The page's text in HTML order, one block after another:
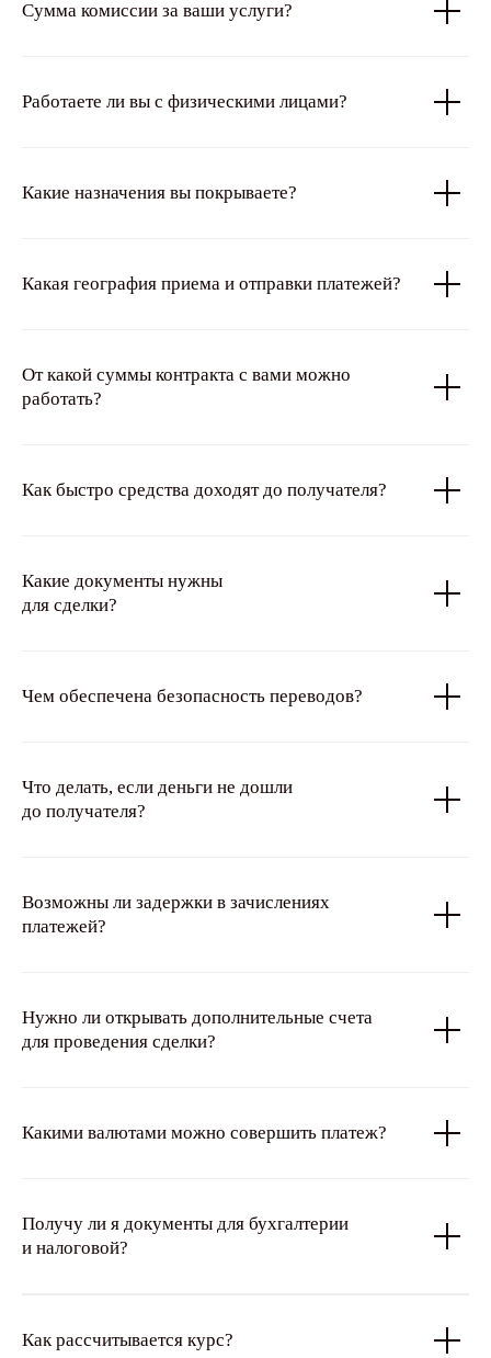
Сумма комиссии за ваши услуги?
Работаете ли вы с физическими лицами?
Какие назначения вы покрываете?
Какая география приема и отправки платежей?
От какой суммы контракта c вами можно
работать?
Как быстро средства доходят до получателя?
Какие документы нужны
для сделки?
Чем обеспечена безопасность переводов?
Что делать, если деньги не дошли
до получателя?
Возможны ли задержки в зачислениях
платежей?
Нужно ли открывать дополнительные счета
для проведения сделки?
Какими валютами можно совершить платеж?
Получу ли я документы для бухгалтерии
и налоговой?
Как рассчитывается курс?